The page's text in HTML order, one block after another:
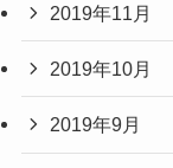
2019年11月
2019年10月
2019年9月